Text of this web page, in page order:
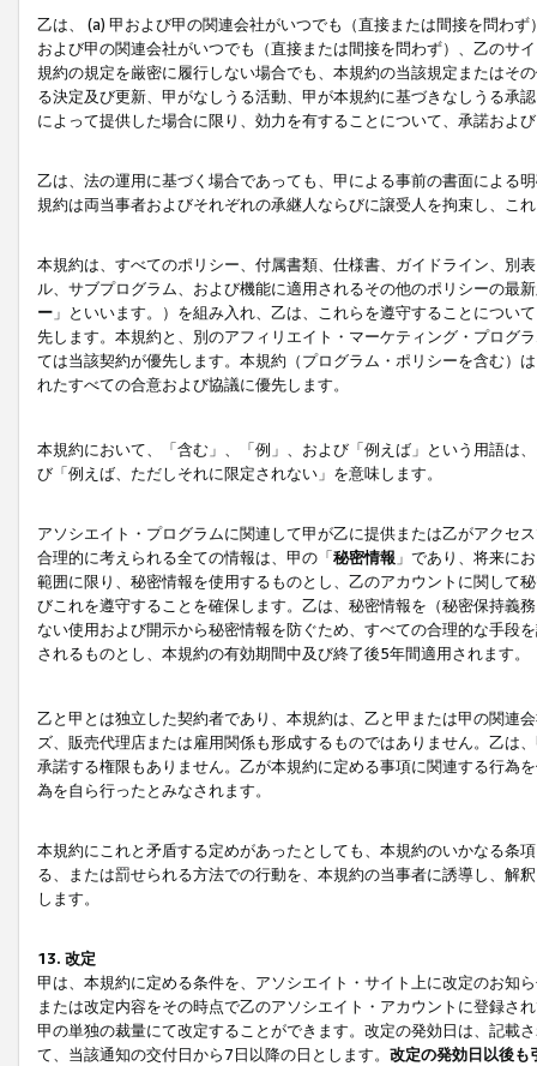
乙は、 (a) 甲および甲の関連会社がいつでも（直接または間接を問わ
および甲の関連会社がいつでも（直接または間接を問わず）、乙のサ
規約の規定を厳密に履行しない場合でも、本規約の当該規定またはそ
る決定及び更新、甲がなしうる活動、甲が本規約に基づきなしうる承
によって提供した場合に限り、効力を有することについて、承諾およ
乙は、法の運用に基づく場合であっても、甲による事前の書面による
規約は両当事者およびそれぞれの承継人ならびに譲受人を拘束し、こ
本規約は、すべてのポリシー、付属書類、仕様書、ガイドライン、別
ル、サブプログラム、および機能に適用されるその他のポリシーの最
ー 」といいます。）を組み入れ、乙は、これらを遵守することにつ
先します。本規約と、別のアフィリエイト・マーケティング・プログ
ては当該契約が優先します。本規約（プログラム・ポリシーを含む）
れたすべての合意および協議に優先します。
本規約において、「含む」、「例」、および「例えば」という用語は
び「例えば、ただしそれに限定されない」を意味します。
アソシエイト・プログラムに関連して甲が乙に提供または乙がアクセ
合理的に考えられる全ての情報は、甲の「秘密情報 」であり、将来に
範囲に限り、秘密情報を使用するものとし、乙のアカウントに関して
びこれを遵守することを確保します。乙は、秘密情報を（秘密保持義
ない使用および開示から秘密情報を防ぐため、すべての合理的な手段
されるものとし、本規約の有効期間中及び終了後5年間適用されます。
乙と甲とは独立した契約者であり、本規約は、乙と甲または甲の関連
ズ、販売代理店または雇用関係も形成するものではありません。乙は
承諾する権限もありません。乙が本規約に定める事項に関連する行為
為を自ら行ったとみなされます。
本規約にこれと矛盾する定めがあったとしても、本規約のいかなる条
る、または罰せられる方法での行動を、本規約の当事者に誘導し、解
します。
13. 改定
甲は、本規約に定める条件を、アソシエイト・サイト上に改定のお知
または改定内容をその時点で乙のアソシエイト・アカウントに登録さ
甲の単独の裁量にて改定することができます。改定の発効日は、記載
て、当該通知の交付日から7日以降の日とします。 改定の発効日以後も